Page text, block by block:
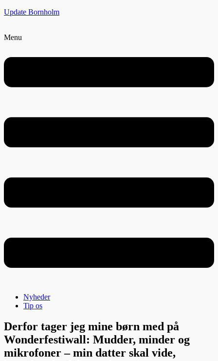
Update Bornholm
Menu
Nyheder
Tip os
Derfor tager jeg mine børn med på
Wonderfestiwall: Mudder, minder og
mikrofoner – min datter skal vide,